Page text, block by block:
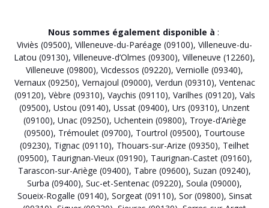
Nous sommes également disponible à :
Viviès (09500), Villeneuve-du-Paréage (09100), Villeneuve-du-
Latou (09130), Villeneuve-d’Olmes (09300), Villeneuve (12260),
Villeneuve (09800), Vicdessos (09220), Verniolle (09340),
Vernaux (09250), Vernajoul (09000), Verdun (09310), Ventenac
(09120), Vèbre (09310), Vaychis (09110), Varilhes (09120), Vals
(09500), Ustou (09140), Ussat (09400), Urs (09310), Unzent
(09100), Unac (09250), Uchentein (09800), Troye-d’Ariège
(09500), Trémoulet (09700), Tourtrol (09500), Tourtouse
(09230), Tignac (09110), Thouars-sur-Arize (09350), Teilhet
(09500), Taurignan-Vieux (09190), Taurignan-Castet (09160),
Tarascon-sur-Ariège (09400), Tabre (09600), Suzan (09240),
Surba (09400), Suc-et-Sentenac (09220), Soula (09000),
Soueix-Rogalle (09140), Sorgeat (09110), Sor (09800), Sinsat